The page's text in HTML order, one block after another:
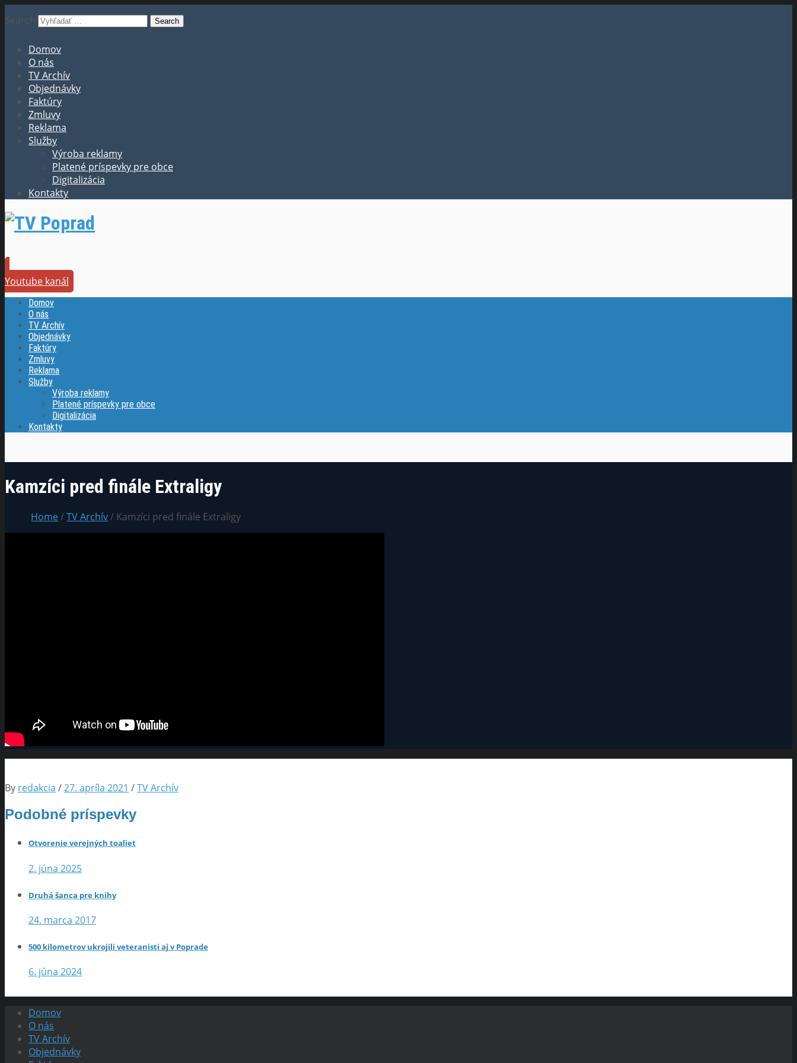
Search
Domov
O nás
TV Archív
Objednávky
Faktúry
Zmluvy
Reklama
Služby
Výroba reklamy
Platené príspevky pre obce
Digitalizácia
Kontakty
Youtube kanál
Domov
O nás
TV Archív
Objednávky
Faktúry
Zmluvy
Reklama
Služby
Výroba reklamy
Platené príspevky pre obce
Digitalizácia
Kontakty
Kamzíci pred finále Extraligy
Home/TV Archív/ Kamzíci pred finále Extraligy
By redakcia /27. apríla 2021 /TV Archív
Podobné príspevky
Otvorenie verejných toaliet
2. júna 2025
Druhá šanca pre knihy
24. marca 2017
500 kilometrov ukrojili veteranisti aj v Poprade
6. júna 2024
Domov
O nás
TV Archív
Objednávky